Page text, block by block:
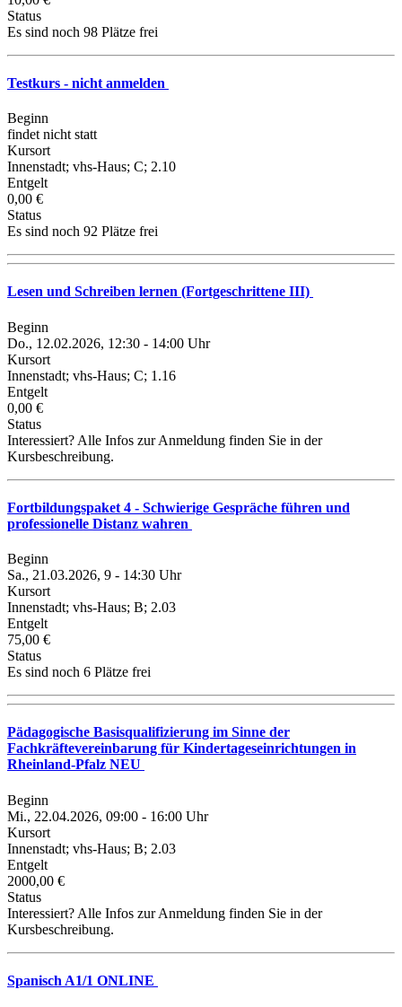
Status
Es sind noch 98 Plätze frei
Testkurs - nicht anmelden
Beginn
findet nicht statt
Kursort
Innenstadt; vhs-Haus; C; 2.10
Entgelt
0,00 €
Status
Es sind noch 92 Plätze frei
Lesen und Schreiben lernen (Fortgeschrittene III)
Beginn
Do., 12.02.2026, 12:30 - 14:00 Uhr
Kursort
Innenstadt; vhs-Haus; C; 1.16
Entgelt
0,00 €
Status
Interessiert? Alle Infos zur Anmeldung finden Sie in der
Kursbeschreibung.
Fortbildungspaket 4 - Schwierige Gespräche führen und
professionelle Distanz wahren
Beginn
Sa., 21.03.2026, 9 - 14:30 Uhr
Kursort
Innenstadt; vhs-Haus; B; 2.03
Entgelt
75,00 €
Status
Es sind noch 6 Plätze frei
Pädagogische Basisqualifizierung im Sinne der
Fachkräftevereinbarung für Kindertageseinrichtungen in
Rheinland-Pfalz NEU
Beginn
Mi., 22.04.2026, 09:00 - 16:00 Uhr
Kursort
Innenstadt; vhs-Haus; B; 2.03
Entgelt
2000,00 €
Status
Interessiert? Alle Infos zur Anmeldung finden Sie in der
Kursbeschreibung.
Spanisch A1/1 ONLINE